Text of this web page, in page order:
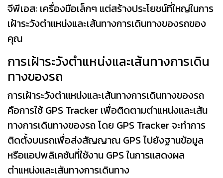
จีพีเอส: เครื่องมือเล็กๆ แต่สร้างประโยชน์ที่ใหญ่ในการ
เฝ้าระวังตำแหน่งและเส้นทางการเดินทางของรถของ
คุณ
การเฝ้าระวังตำแหน่งและเส้นทางการเดิน
ทางของรถ
การเฝ้าระวังตำแหน่งและเส้นทางการเดินทางของรถ
คือการใช้ GPS Tracker เพื่อติดตามตำแหน่งและเส้น
ทางการเดินทางของรถ โดย GPS Tracker จะทำการ
ติดตั้งบนรถเพื่อส่งสัญญาณ GPS ไปยังฐานข้อมูล
หรือแอปพลิเคชันที่ใช้งาน GPS ในการแสดงผล
ตำแหน่งและเส้นทางการเดินทาง